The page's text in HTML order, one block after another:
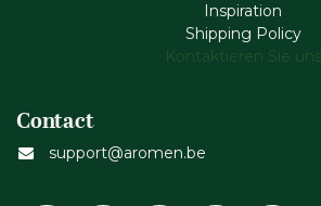
Inspiration
Shipping Policy
Kontaktieren Sie uns
Contact
support@aromen.be